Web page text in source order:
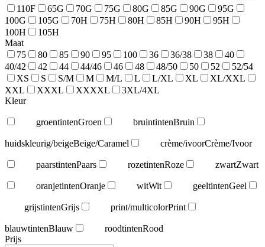
110F
65G 70G 75G 80G 85G 90G
95G
100G
105G 70H 75H 80H 85H 90H
95H
100H
105H
Maat
75
80 85 90 95 100 36 36/38 38
40
40/42
42 44 44/46 46 48 48/50 50 52
52/54
XS
S S/M M M/L L L/XL XL
XL/XXL
XXL
XXXL XXXXL
3XL/4XL
Kleur
groentintenGroen bruintintenBruin
huidskleurig/beigeBeige/Caramel crème/ivoorCrème/Ivoor
paarstintenPaars rozetintenRoze zwartZwart
oranjetintenOranje witWit geeltintenGeel
grijstintenGrijs print/multicolorPrint
blauwtintenBlauw roodtintenRood
Prijs